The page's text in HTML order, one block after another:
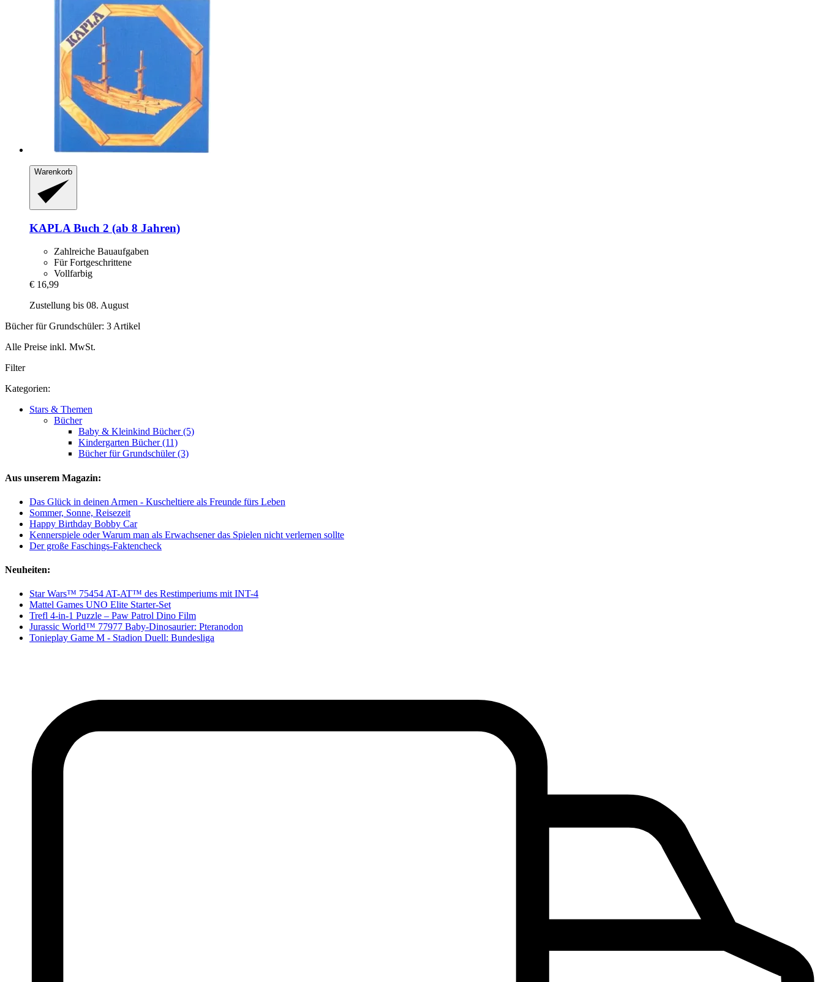
Warenkorb
KAPLA Buch 2 (ab 8 Jahren)
Zahlreiche Bauaufgaben
Für Fortgeschrittene
Vollfarbig
€ 16,99
Zustellung bis 08. August
Bücher für Grundschüler: 3 Artikel
Alle Preise inkl. MwSt.
Filter
Kategorien:
Stars & Themen
Bücher
Baby & Kleinkind Bücher (5)
Kindergarten Bücher (11)
Bücher für Grundschüler (3)
Aus unserem Magazin:
Das Glück in deinen Armen - Kuscheltiere als Freunde fürs Leben
Sommer, Sonne, Reisezeit
Happy Birthday Bobby Car
Kennerspiele oder Warum man als Erwachsener das Spielen nicht verlernen sollte
Der große Faschings-Faktencheck
Neuheiten:
Star Wars™ 75454 AT-AT™ des Restimperiums mit INT-4
Mattel Games UNO Elite Starter-Set
Trefl 4-in-1 Puzzle – Paw Patrol Dino Film
Jurassic World™ 77977 Baby-Dinosaurier: Pteranodon
Tonieplay Game M - Stadion Duell: Bundesliga